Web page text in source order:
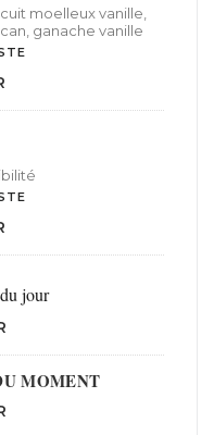
moelleux vanille,
ganache vanille
jour
MOMENT